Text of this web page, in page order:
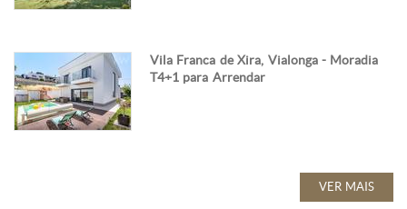
Vila Franca de Xira, Vialonga - Moradia
T4+1 para Arrendar
VER MAIS